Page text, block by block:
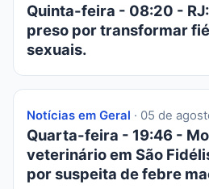
Quinta-feira - 08:20 -
preso por transformar
sexuais.
Notícias em Geral · 05 de
Quarta-feira - 19:46 -
veterinário em São
por suspeita de febre